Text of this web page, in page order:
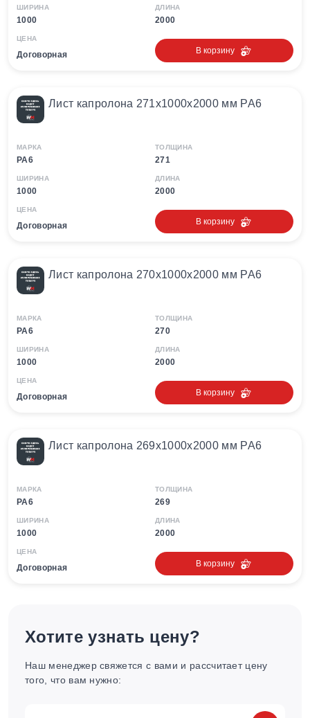
ШИРИНА
1000
ДЛИНА
2000
ЦЕНА
Договорная В корзину
Лист капролона 271х1000х2000 мм PA6
МАРКА
PA6
ТОЛЩИНА
271
ШИРИНА
1000
ДЛИНА
2000
ЦЕНА
Договорная В корзину
Лист капролона 270х1000х2000 мм PA6
МАРКА
PA6
ТОЛЩИНА
270
ШИРИНА
1000
ДЛИНА
2000
ЦЕНА
Договорная В корзину
Лист капролона 269х1000х2000 мм PA6
МАРКА
PA6
ТОЛЩИНА
269
ШИРИНА
1000
ДЛИНА
2000
ЦЕНА
Договорная В корзину
Хотите узнать цену?
Наш менеджер свяжется с вами и рассчитает цену
того, что вам нужно: